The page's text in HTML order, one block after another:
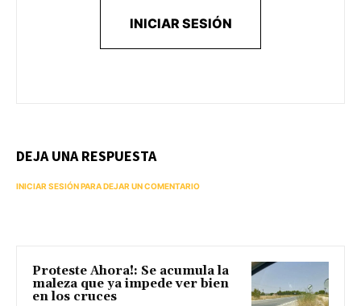
INICIAR SESIÓN
DEJA UNA RESPUESTA
INICIAR SESIÓN PARA DEJAR UN COMENTARIO
Proteste Ahora!: Se acumula la
maleza que ya impede ver bien
en los cruces